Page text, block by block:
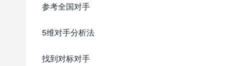
参考全国对手
5维对手分析法
找到对标对手